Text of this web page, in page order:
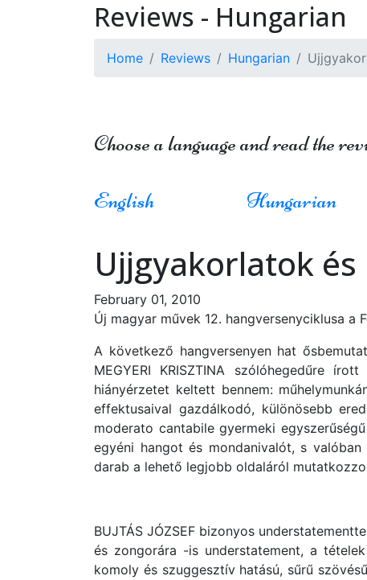
Reviews - Hungarian
Home Reviews Hungarian
Choose a language and read the
English Hungarian
Ujjgyakorlatok
February 01, 2010
Új magyar művek 12. hangversenyciklusa a
A következő hangversenyen hat
MEGYERI KRISZTINA szólóhegedűre
hiányérzetet keltett bennem:
effektusaival gazdálkodó, különösebb
moderato cantabile gyermeki
egyéni hangot és mondanivalót, s
darab a lehető legjobb oldaláról
BUJTÁS JÓZSEF bizonyos
és zongorára -is understatement, a
komoly és szuggesztív hatású, sűrű